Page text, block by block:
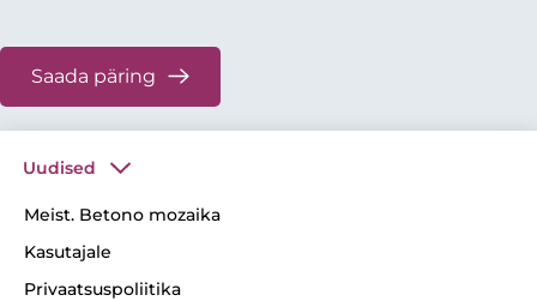
Saada päring
Uudised
Meist. Betono mozaika
Kasutajale
Privaatsuspoliitika